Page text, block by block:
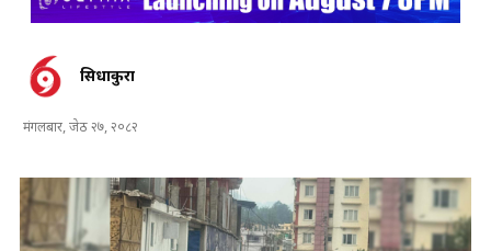
सिधाकुरा
मंगलबार, जेठ २७, २०८२